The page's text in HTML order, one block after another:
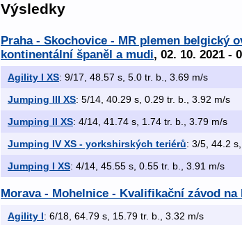
Výsledky
Praha - Skochovice - MR plemen belgický
kontinentální španěl a mudi, 02. 10. 2021 -
Agility I XS: 9/17, 48.57 s, 5.0 tr. b., 3.69 m/s
Jumping III XS: 5/14, 40.29 s, 0.29 tr. b., 3.92 m/s
Jumping II XS: 4/14, 41.74 s, 1.74 tr. b., 3.79 m/s
Jumping IV XS - yorkshirských teriérů: 3/5, 44.2
Jumping I XS: 4/14, 45.55 s, 0.55 tr. b., 3.91 m/s
Morava - Mohelnice - Kvalifikační závod na
Agility I: 6/18, 64.79 s, 15.79 tr. b., 3.32 m/s